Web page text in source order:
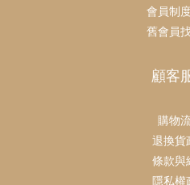
會員制
舊會員
顧客
購物
退換貨
條款與
隱私權